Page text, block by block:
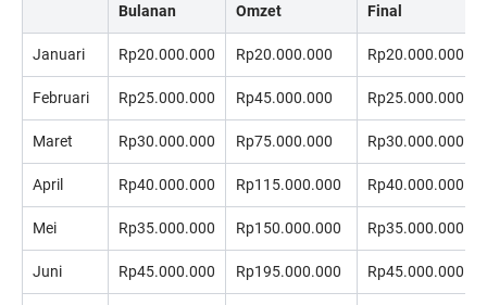
Bulanan
Omzet
Final
Januari Rp20.000.000 Rp20.000.000 Rp20.000.000
Februari Rp25.000.000 Rp45.000.000 Rp25.000.000
Maret Rp30.000.000 Rp75.000.000 Rp30.000.000
April Rp40.000.000 Rp115.000.000 Rp40.000.000
Mei Rp35.000.000 Rp150.000.000 Rp35.000.000
Juni Rp45.000.000 Rp195.000.000 Rp45.000.000